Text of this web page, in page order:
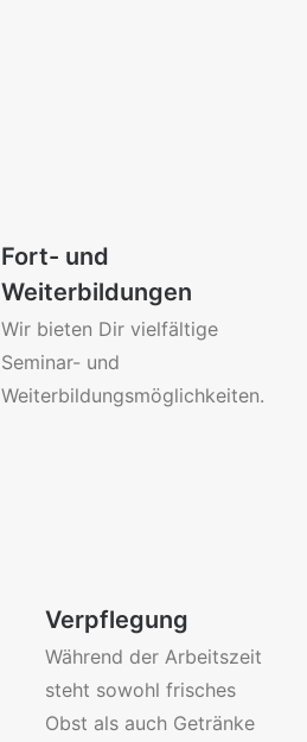
Fort- und
Weiterbildungen
Wir bieten Dir vielfältige
Seminar- und
Weiterbildungsmöglichkeiten.
Verpflegung
Während der Arbeitszeit
steht sowohl frisches
Obst als auch Getränke